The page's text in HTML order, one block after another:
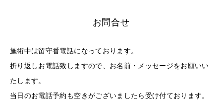
お問合せ
施術中は留守番電話になっております。
折り返しお電話致しますので、お名前・メッセージをお願いい
たします。
当日のお電話予約も空きがございましたら受け付ております。